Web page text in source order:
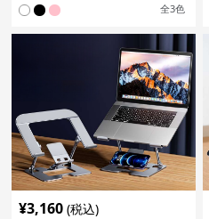
全3色
¥3,160 (税込)